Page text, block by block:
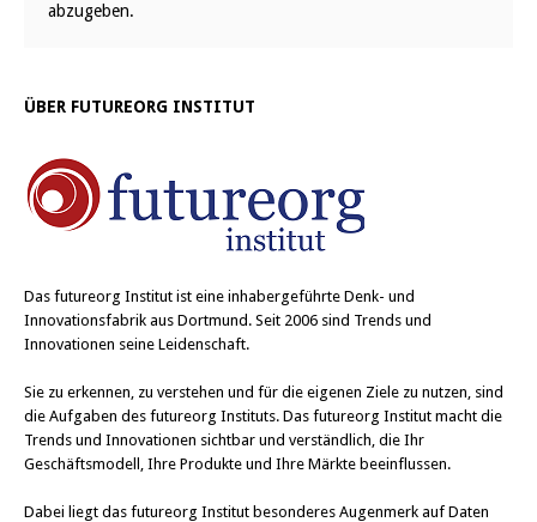
abzugeben.
ÜBER FUTUREORG INSTITUT
Das futureorg Institut ist eine inhabergeführte Denk- und
Innovationsfabrik aus Dortmund. Seit 2006 sind Trends und
Innovationen seine Leidenschaft.
Sie zu erkennen, zu verstehen und für die eigenen Ziele zu nutzen, sind
die Aufgaben des futureorg Instituts. Das futureorg Institut macht die
Trends und Innovationen sichtbar und verständlich, die Ihr
Geschäftsmodell, Ihre Produkte und Ihre Märkte beeinflussen.
Dabei liegt das futureorg Institut besonderes Augenmerk auf Daten